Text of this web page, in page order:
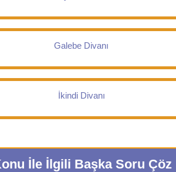
Galebe Divanı
İkindi Divanı
İle İlgili Başka Soru Çöz